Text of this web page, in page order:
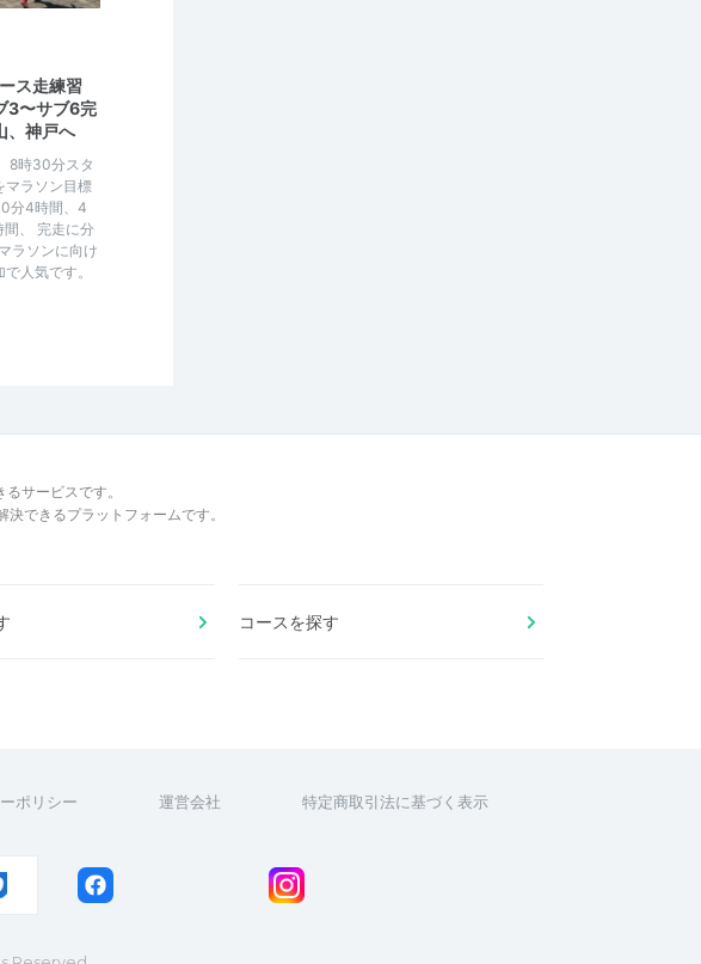
ス走練習
〜サブ6完
、神戸へ
8時30分スタ
マラソン目標
分4時間、4
、 完走に分
ラソンに向け
人気です。
サービスです。
できるプラットフォームです。
コースを探す
ポリシー 運営会社 特定商取引法に基づく表示